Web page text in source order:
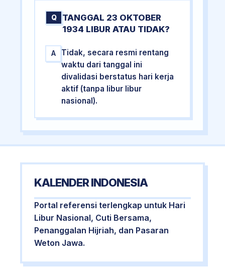
Q
TANGGAL 23 OKTOBER
1934 LIBUR ATAU TIDAK?
A
Tidak, secara resmi rentang
waktu dari tanggal ini
divalidasi berstatus hari kerja
aktif (tanpa libur libur
nasional).
KALENDER INDONESIA
Portal referensi terlengkap untuk Hari
Libur Nasional, Cuti Bersama,
Penanggalan Hijriah, dan Pasaran
Weton Jawa.